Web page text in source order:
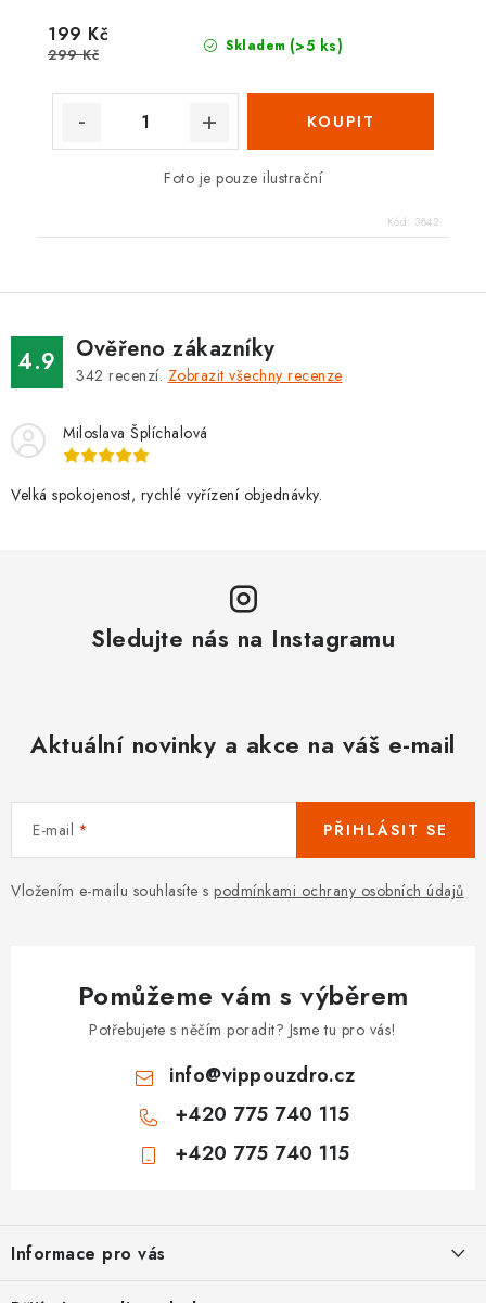
Skladem (>5 ks)
199 Kč
299 Kč
Foto je pouze ilustrační
Kód: 3842
4.9 Ověřeno zákazníky
342 recenzí. Zobrazit všechny recenze
Miloslava Šplíchalová
Velká spokojenost, rychlé vyřízení objednávky.
Sledujte nás na Instagramu
Aktuální novinky a akce na váš e-mail
E-mail
Vložením e-mailu souhlasíte s podmínkami ochrany osobních údajů
PŘIHLÁSIT SE
Pomůžeme vám s výběrem
Potřebujete s něčím poradit? Jsme tu pro vás!
info@vippouzdro.cz
+420 775 740 115
+420 775 740 115
p
a
Informace pro vás
Jak nakupovat